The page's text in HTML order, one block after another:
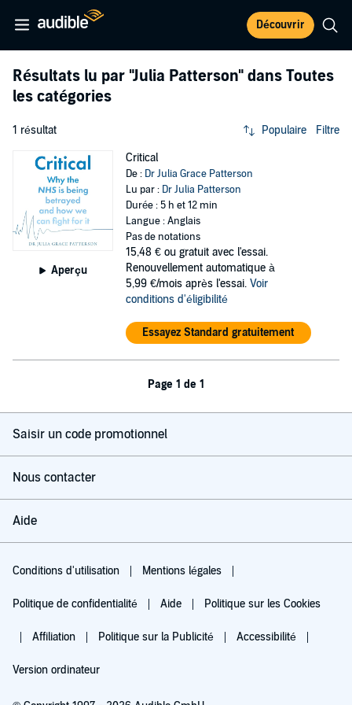
Découvrir
Résultats lu par "Julia Patterson" dans Toutes
les catégories
1 résultat Populaire Filtre
Aperçu
Critical
De : Dr Julia Grace Patterson
Lu par : Dr Julia Patterson
Durée : 5 h et 12 min
Langue : Anglais
Pas de notations
15,48 € ou gratuit avec l'essai.
Renouvellement automatique à
5,99 €/mois après l'essai. Voir
conditions d'éligibilité
Essayez Standard gratuitement
Page 1 de 1
Saisir un code promotionnel
Nous contacter
Aide
Conditions d'utilisation Mentions légales
Politique de confidentialité Aide Politique sur les Cookies
Affiliation Politique sur la Publicité Accessibilité
Version ordinateur